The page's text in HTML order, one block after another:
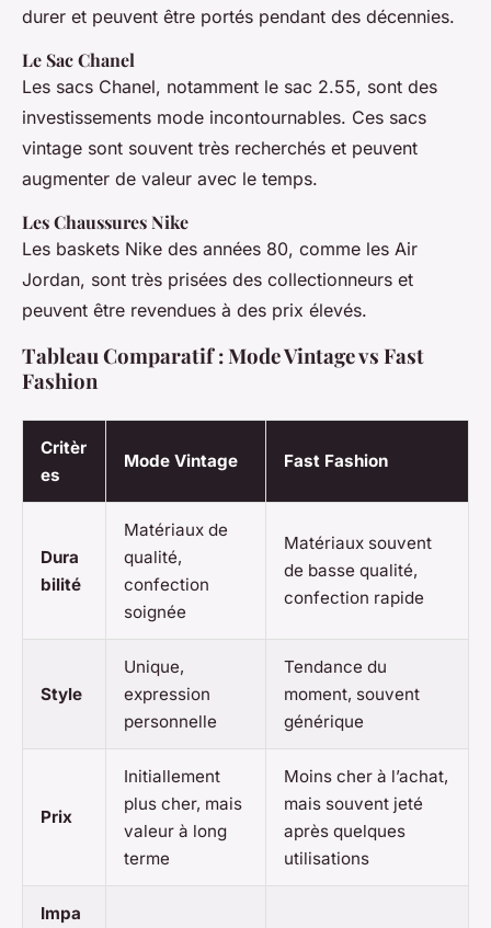
durer et peuvent être portés pendant des décennies.
Le Sac Chanel
Les sacs Chanel, notamment le sac 2.55, sont des
investissements mode incontournables. Ces sacs
vintage sont souvent très recherchés et peuvent
augmenter de valeur avec le temps.
Les Chaussures Nike
Les baskets Nike des années 80, comme les Air
Jordan, sont très prisées des collectionneurs et
peuvent être revendues à des prix élevés.
Tableau Comparatif : Mode Vintage vs Fast
Fashion
Critèr
es
Mode Vintage Fast Fashion
Dura
bilité
Matériaux de
qualité,
confection
soignée
Matériaux souvent
de basse qualité,
confection rapide
Style
Unique,
expression
personnelle
Tendance du
moment, souvent
générique
Prix
Initiallement
plus cher, mais
valeur à long
terme
Moins cher à l’achat,
mais souvent jeté
après quelques
utilisations
Impa